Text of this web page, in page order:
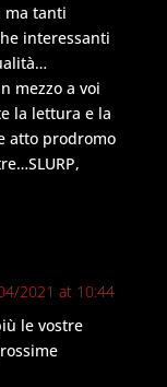
ma tanti
interessanti
mezzo a voi
la lettura e la
atto prodromo
2021 at 10:44
le vostre